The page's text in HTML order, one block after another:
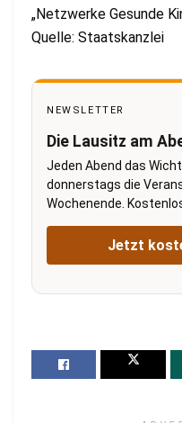
„Netzwerke Gesunde
Quelle: Staatskanzlei
NEWSLETTER
Die Lausitz am
Jeden Abend das
donnerstags die
Wochenende.
Jetzt